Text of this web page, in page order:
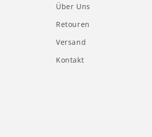
Über Uns
Retouren
Versand
Kontakt